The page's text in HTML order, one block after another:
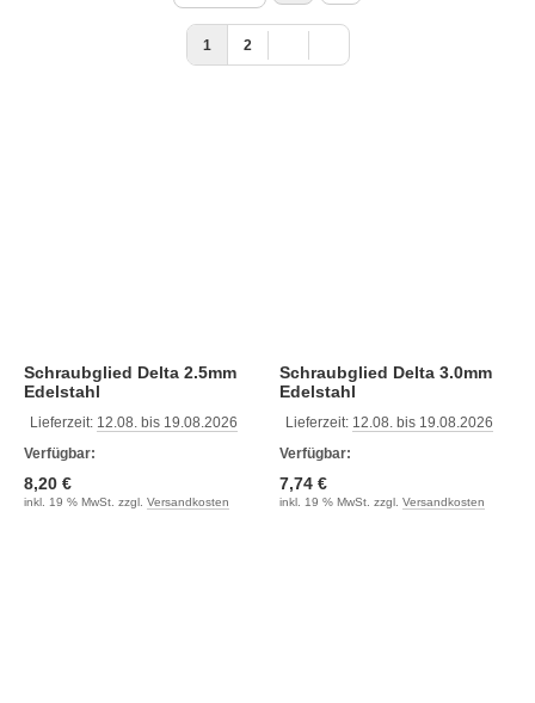
1 2
Schraubglied Delta 2.5mm
Edelstahl
Lieferzeit: 12.08. bis 19.08.2026
Verfügbar:
8,20 €
inkl. 19 % MwSt. zzgl. Versandkosten
Schraubglied Delta 3.0mm
Edelstahl
Lieferzeit: 12.08. bis 19.08.2026
Verfügbar:
7,74 €
inkl. 19 % MwSt. zzgl. Versandkosten